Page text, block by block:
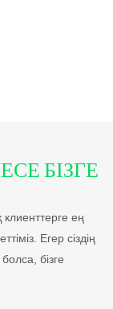
БІЗГЕ
клиенттерге ең
Егер сіздің
бізге